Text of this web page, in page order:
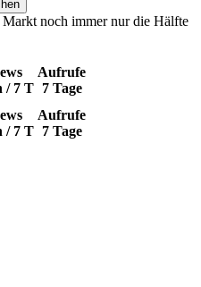
noch immer nur die Hälfte
/ 7 T
Aufrufe
7 Tage
/ 7 T
Aufrufe
7 Tage